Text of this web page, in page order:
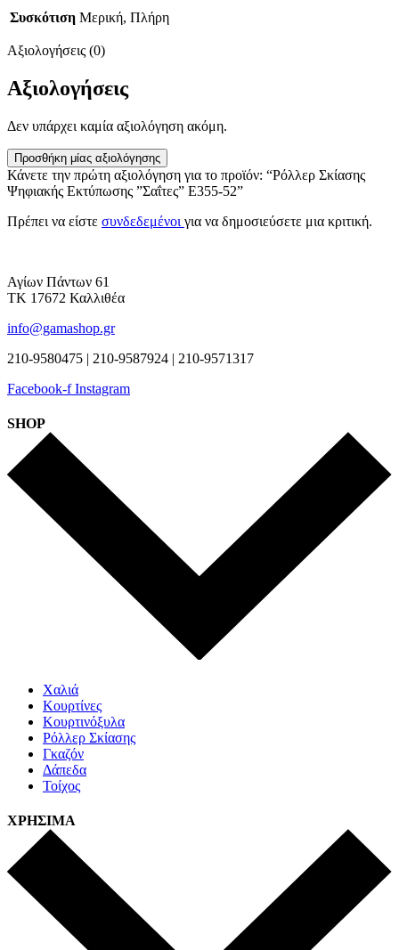
Συσκότιση Μερική, Πλήρη
Αξιολογήσεις (0)
Αξιολογήσεις
Δεν υπάρχει καμία αξιολόγηση ακόμη.
Προσθήκη μίας αξιολόγησης
Κάνετε την πρώτη αξιολόγηση για το προϊόν: “Ρόλλερ Σκίασης
Ψηφιακής Εκτύπωσης ”Σαΐτες” Ε355-52”
Πρέπει να είστε συνδεδεμένοι για να δημοσιεύσετε μια κριτική.
Αγίων Πάντων 61
ΤΚ 17672 Καλλιθέα
info@gamashop.gr
210-9580475 | 210-9587924 | 210-9571317
Facebook-f Instagram
SHOP
Χαλιά
Κουρτίνες
Κουρτινόξυλα
Ρόλλερ Σκίασης
Γκαζόν
Δάπεδα
Τοίχος
ΧΡΗΣΙΜΑ